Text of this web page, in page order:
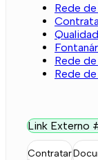
Rede
Rede
Rede
Link Externo
Contratar